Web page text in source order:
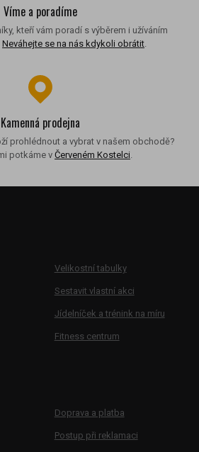
Víme a poradíme
kteří vám poradí s výběrem i užíváním
Neváhejte se na nás kdykoli obrátit.
Kamenná prodejna
prohlédnout a vybrat v našem obchodě?
potkáme v Červeném Kostelci.
Velikostní tabulky
Sestavit vlastní akci
Jídelníček a trénink na míru
Fitness centrum
Doprava a platba
Postup při reklamaci